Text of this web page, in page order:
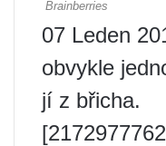
07 Leden
obvykle
jí z břicha.